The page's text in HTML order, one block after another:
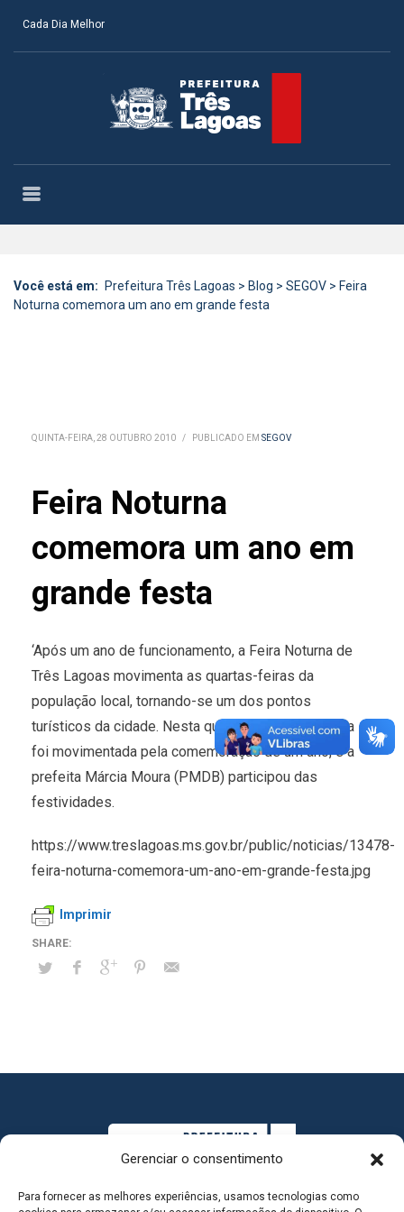
Gerenciar o consentimento
Para fornecer as melhores experiências, usamos tecnologias como
Cada Dia Melhor
Você está em: Prefeitura Três Lagoas > Blog > SEGOV > Feira
Noturna comemora um ano em grande festa
QUINTA-FEIRA, 28 OUTUBRO 2010 / PUBLICADO EM SEGOV
Feira Noturna
comemora um ano em
grande festa
‘Após um ano de funcionamento, a Feira Noturna de
Três Lagoas movimenta as quartas-feiras da
população local, tornando-se um dos pontos
turísticos da cidade. Nesta quarta-feira (27), a Feira
foi movimentada pela comemoração de um ano, e a
prefeita Márcia Moura (PMDB) participou das
festividades.
https://www.treslagoas.ms.gov.br/public/noticias/13478-
feira-noturna-comemora-um-ano-em-grande-festa.jpg
Imprimir